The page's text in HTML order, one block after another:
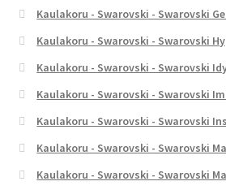
Kaulakoru - Swarovski - Swarovski
Kaulakoru - Swarovski - Swarovski
Kaulakoru - Swarovski - Swarovski
Kaulakoru - Swarovski - Swarovski
Kaulakoru - Swarovski - Swarovski
Kaulakoru - Swarovski - Swarovski
Kaulakoru - Swarovski - Swarovski